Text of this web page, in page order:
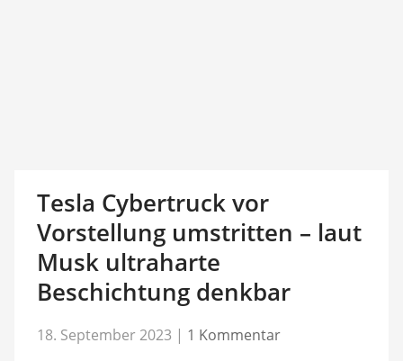
Tesla Cybertruck vor
Vorstellung umstritten – laut
Musk ultraharte
Beschichtung denkbar
18. September 2023 | 1 Kommentar